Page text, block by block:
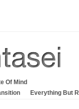
Of Mind
Everything But